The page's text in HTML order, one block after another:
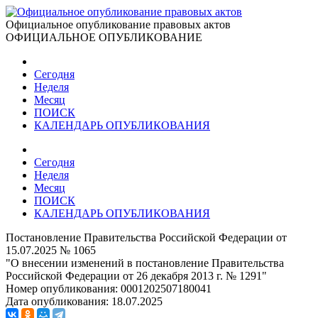
Официальное опубликование правовых актов
ОФИЦИАЛЬНОЕ ОПУБЛИКОВАНИЕ
Сегодня
Неделя
Месяц
ПОИСК
КАЛЕНДАРЬ ОПУБЛИКОВАНИЯ
Сегодня
Неделя
Месяц
ПОИСК
КАЛЕНДАРЬ ОПУБЛИКОВАНИЯ
Постановление Правительства Российской Федерации от
15.07.2025 № 1065
"О внесении изменений в постановление Правительства
Российской Федерации от 26 декабря 2013 г. № 1291"
Номер опубликования: 0001202507180041
Дата опубликования: 18.07.2025